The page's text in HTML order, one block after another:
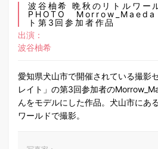
波谷柚希 晩秋のリトルワー
PHOTO Morrow_Maeda
ト第3回参加者作品
出演：
波谷柚希
愛知県犬山市で開催されている撮影
レイト」の第3回参加者の
んをモデルにした作品。犬山市にあ
ワールドで撮影。